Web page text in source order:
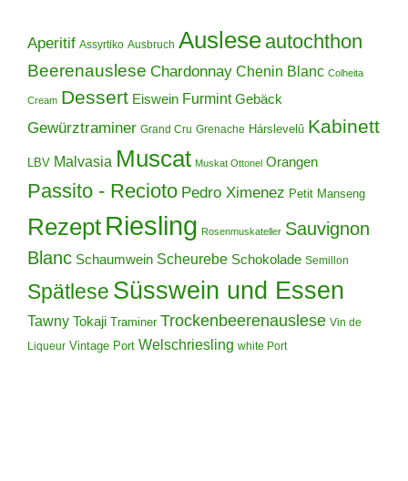
Aperitif Assyrtiko Ausbruch Auslese autochthon
Beerenauslese Chardonnay Chenin Blanc Colheita
Cream Dessert Eiswein Furmint Gebäck
Gewürztraminer Grand Cru Grenache Hárslevelû Kabinett
LBV Malvasia Muscat Muskat Ottonel Orangen
Passito - Recioto Pedro Ximenez Petit Manseng
Rezept Riesling Rosenmuskateller Sauvignon
Blanc Schaumwein Scheurebe Schokolade Semillon
Spätlese Süsswein und Essen
Tawny Tokaji Traminer Trockenbeerenauslese Vin de
Liqueur Vintage Port Welschriesling white Port